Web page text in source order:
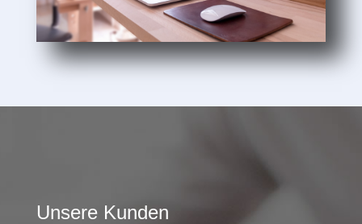
Unsere Kunden